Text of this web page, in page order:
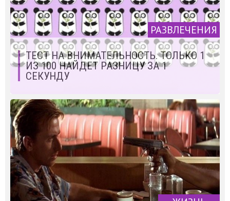
РАЗВЛЕЧЕНИЯ
ТЕСТ НА ВНИМАТЕЛЬНОСТЬ. ТОЛЬКО 1
ИЗ 100 НАЙДЕТ РАЗНИЦУ ЗА 1
СЕКУНДУ